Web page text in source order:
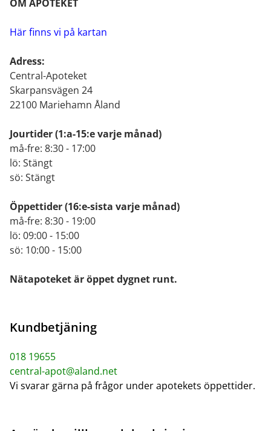
OM APOTEKET
Här finns vi på kartan
Adress:
Central-Apoteket
Skarpansvägen 24
22100 Mariehamn Åland
Jourtider(1:a-15:e varje månad)
må-fre: 8:30 - 17:00
lö: Stängt
sö: Stängt
Öppettider(16:e-sista varje månad)
må-fre: 8:30 - 19:00
lö: 09:00 - 15:00
sö: 10:00 - 15:00
Nätapoteket är öppet dygnet runt.
Kundbetjäning
018 19655
central-apot@aland.net
Vi svarar gärna på frågor under apotekets öppettider.